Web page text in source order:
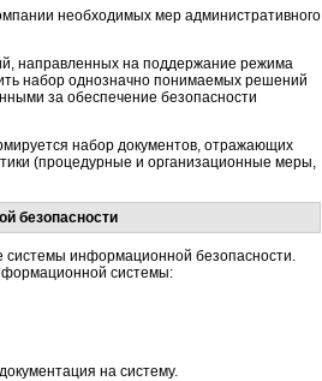
необходимых мер административного
направленных на поддержание режима
набор однозначно понимаемых решений
за обеспечение безопасности
набор документов, отражающих
(процедурные и организационные меры,
безопасности
системы информационной безопасности.
системы:
на систему.